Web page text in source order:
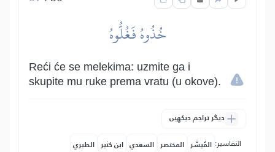
خُذُوهُ فَغُلُّوهُ
Reći će se melekima: uzmite ga i
skupite mu ruke prema vratu (u okove).
دیگر تراجم دیکھیں
التفاسير: المُيسَّر المختصر السعدي ابن كثير الطبري